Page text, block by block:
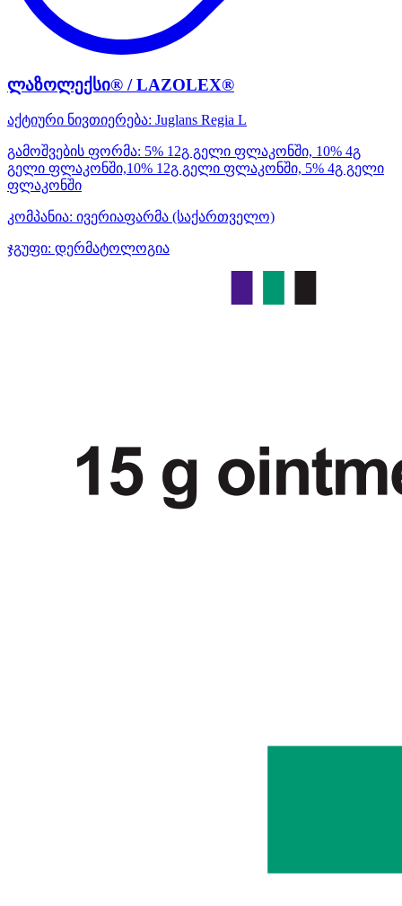
ლაზოლექსი® / LAZOLEX®
აქტიური ნივთიერება: Juglans Regia L
გამოშვების ფორმა: 5% 12გ გელი ფლაკონში, 10% 4გ
გელი ფლაკონში,10% 12გ გელი ფლაკონში, 5% 4გ გელი
ფლაკონში
კომპანია: ივერიაფარმა (საქართველო)
ჯგუფი: დერმატოლოგია